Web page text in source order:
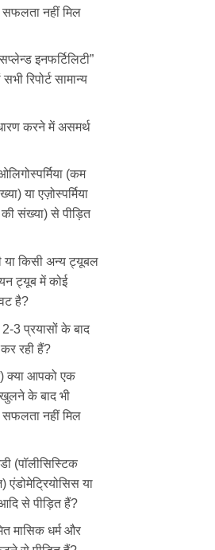
सफलता नहीं मिल
इनफर्टिलिटी”
रिपोर्ट सामान्य
करने में असमर्थ
(कम
या एज़ोस्पर्मिया
संख्या) से पीड़ित
या किसी अन्य ट्यूबल
ट्यूब में कोई
है?
3 प्रयासों के बाद
कर रही हैं?
क्या आपको एक
के बाद भी
सफलता नहीं मिल
(पॉलीसिस्टिक
एंडोमेट्रियोसिस या
से पीड़ित हैं?
मासिक धर्म और